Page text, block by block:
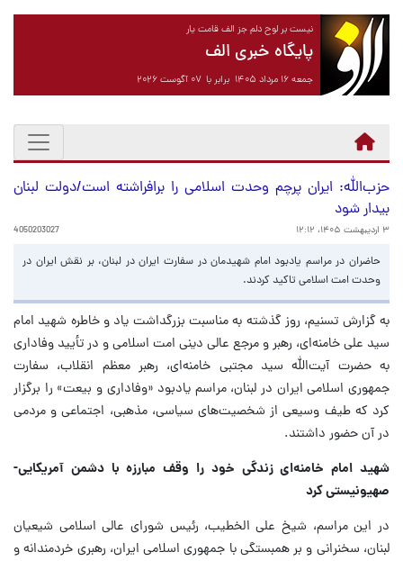
نیست بر لوح دلم جز الف قامت یار
پایگاه خبری الف
جمعه ۱۶ مرداد ۱۴۰۵ برابر با ۰۷ آگوست ۲۰۲۶
حزب‌الله: ایران پرچم وحدت اسلامی را برافراشته است/دولت لبنان
بیدار شود
۳ اردیبهشت ۱۴۰۵، ۱۲:۱۲ 4050203027
حاضران در مراسم یادبود امام شهیدمان در سفارت ایران در لبنان، بر نقش ایران در
وحدت امت اسلامی تاکید کردند.
به گزارش تسنیم، روز گذشته به مناسبت بزرگداشت یاد و خاطره شهید امام
سید علی خامنه‌ای، رهبر و مرجع عالی دینی امت اسلامی و در تأیید وفاداری
به حضرت آیت‌الله سید مجتبی خامنه‌ای، رهبر معظم انقلاب، سفارت
جمهوری اسلامی ایران در لبنان، مراسم یادبود «وفاداری و بیعت» را برگزار
کرد که طیف وسیعی از شخصیت‌های سیاسی، مذهبی، اجتماعی و مردمی
در آن حضور داشتند.
شهید امام خامنه‌ای زندگی خود را وقف مبارزه با دشمن آمریکایی-
صهیونیستی کرد
در این مراسم، شیخ علی الخطیب، رئیس شورای عالی اسلامی شیعیان
لبنان، سخنرانی و بر همبستگی با جمهوری اسلامی ایران، رهبری خردمندانه و